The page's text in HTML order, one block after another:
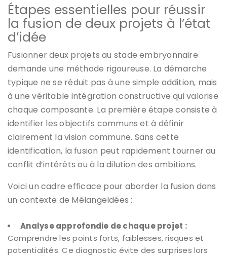
Étapes essentielles pour réussir
la fusion de deux projets à l’état
d’idée
Fusionner deux projets au stade embryonnaire
demande une méthode rigoureuse. La démarche
typique ne se réduit pas à une simple addition, mais
à une véritable intégration constructive qui valorise
chaque composante. La première étape consiste à
identifier les objectifs communs et à définir
clairement la vision commune. Sans cette
identification, la fusion peut rapidement tourner au
conflit d’intérêts ou à la dilution des ambitions.
Voici un cadre efficace pour aborder la fusion dans
un contexte de MélangeIdées :
Analyse approfondie de chaque projet :
Comprendre les points forts, faiblesses, risques et
potentialités. Ce diagnostic évite des surprises lors